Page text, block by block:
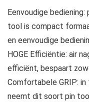
Eenvoudige
tool is compact
en eenvoudige
HOGE Efficiëntie: air
efficiënt, bespaart
Comfortabele GRIP:
neemt dit soort pin